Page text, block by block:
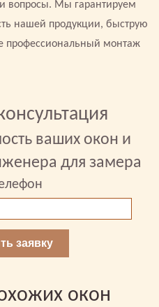
вопросы. Мы гарантируем
нашей продукции, быструю
профессиональный монтаж
ваших окон и
для замера
заявку
окон